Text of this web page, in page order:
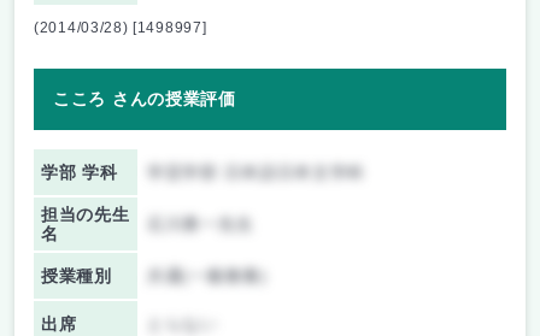
(2014/03/28) [1498997]
こころ さんの授業評価
学部 学科
担当の先生
名
授業種別 共通(一般教養)
出席